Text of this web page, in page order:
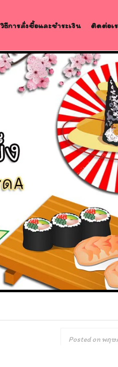
วิธีการสั่งซื้อและชำระเงิน ติดต่อเ
Posted onพฤษ